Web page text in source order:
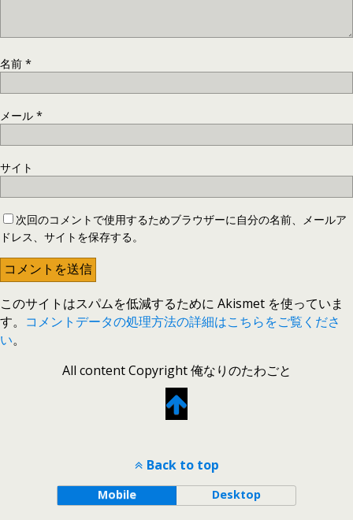
名前 *
メール *
サイト
次回のコメントで使用するためブラウザーに自分の名前、メールア
ドレス、サイトを保存する。
このサイトはスパムを低減するために Akismet を使っていま
す。 コメントデータの処理方法の詳細はこちらをご覧くださ
い。
All content Copyright 俺なりのたわごと
Back to top
Mobile Desktop